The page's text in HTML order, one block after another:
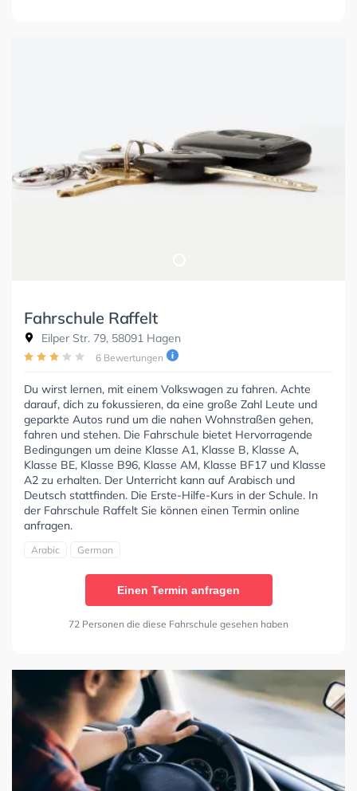
Fahrschule Raffelt
Eilper Str. 79, 58091 Hagen
6 Bewertungen
Du wirst lernen, mit einem Volkswagen zu fahren. Achte
darauf, dich zu fokussieren, da eine große Zahl Leute und
geparkte Autos rund um die nahen Wohnstraßen gehen,
fahren und stehen. Die Fahrschule bietet Hervorragende
Bedingungen um deine Klasse A1, Klasse B, Klasse A,
Klasse BE, Klasse B96, Klasse AM, Klasse BF17 und Klasse
A2 zu erhalten. Der Unterricht kann auf Arabisch und
Deutsch stattfinden. Die Erste-Hilfe-Kurs in der Schule. In
der Fahrschule Raffelt Sie können einen Termin online
anfragen.
Arabic German
Einen Termin anfragen
72 Personen die diese Fahrschule gesehen haben